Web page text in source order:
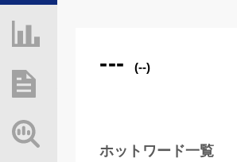
--- (--)
ホットワード一覧